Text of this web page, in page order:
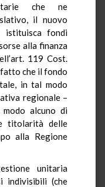
che ne
il nuovo
fondi
alla finanza
119 Cost.
che il fondo
in tal modo
regionale –
modo alcuno di
titolarità delle
alla Regione
unitaria
indivisibili (che